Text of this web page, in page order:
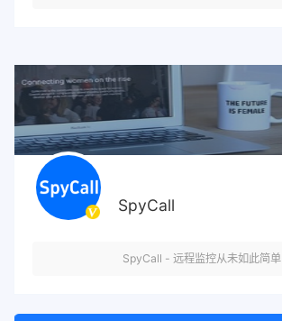
SpyCall
SpyCall - 远程监控从未如此简单